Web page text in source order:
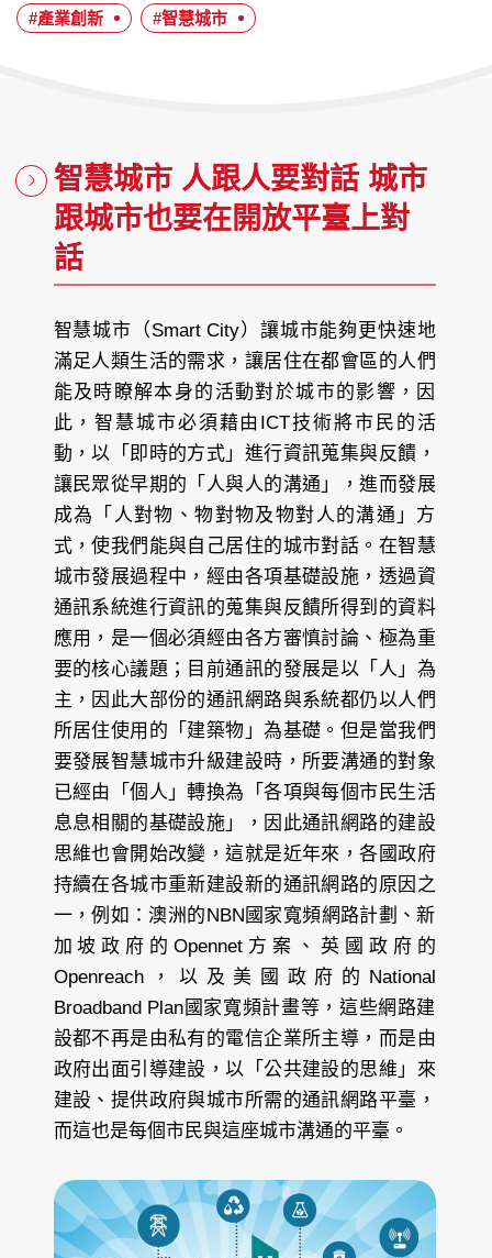
日
期：
#產業創新 #智慧城市
智慧城市 人跟人要對話 城市
跟城市也要在開放平臺上對
話
智慧城市（Smart City）讓城市能夠更快速地
滿足人類生活的需求，讓居住在都會區的人們
能及時瞭解本身的活動對於城市的影響，因
此，智慧城市必須藉由ICT技術將市民的活
動，以「即時的方式」進行資訊蒐集與反饋，
讓民眾從早期的「人與人的溝通」，進而發展
成為「人對物、物對物及物對人的溝通」方
式，使我們能與自己居住的城市對話。在智慧
城市發展過程中，經由各項基礎設施，透過資
通訊系統進行資訊的蒐集與反饋所得到的資料
應用，是一個必須經由各方審慎討論、極為重
要的核心議題；目前通訊的發展是以「人」為
主，因此大部份的通訊網路與系統都仍以人們
所居住使用的「建築物」為基礎。但是當我們
要發展智慧城市升級建設時，所要溝通的對象
已經由「個人」轉換為「各項與每個市民生活
息息相關的基礎設施」，因此通訊網路的建設
思維也會開始改變，這就是近年來，各國政府
持續在各城市重新建設新的通訊網路的原因之
一，例如：澳洲的NBN國家寬頻網路計劃、新
加坡政府的Opennet方案、英國政府的
Openreach，以及美國政府的National
Broadband Plan國家寬頻計畫等，這些網路建
設都不再是由私有的電信企業所主導，而是由
政府出面引導建設，以「公共建設的思維」來
建設、提供政府與城市所需的通訊網路平臺，
而這也是每個市民與這座城市溝通的平臺。